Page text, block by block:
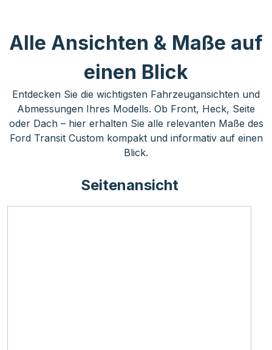
Alle Ansichten & Maße auf
einen Blick
Entdecken Sie die wichtigsten Fahrzeugansichten und
Abmessungen Ihres Modells. Ob Front, Heck, Seite
oder Dach – hier erhalten Sie alle relevanten Maße des
Ford Transit Custom kompakt und informativ auf einen
Blick.
Seitenansicht